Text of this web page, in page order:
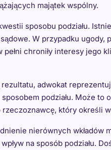
majątek wspólny.
sposobu podziału.
W przypadku
chroniły interesy jego
adwokat
podziału. Może
który określi
nierównych wkładów
na sposób podziału.